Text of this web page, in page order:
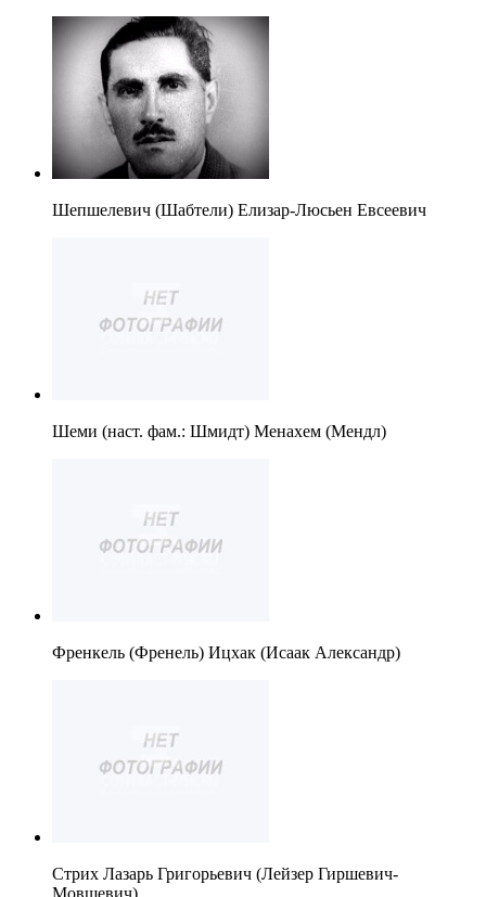
Шепшелевич (Шабтели) Елизар-Люсьен Евсеевич
Шеми (наст. фам.: Шмидт) Менахем (Мендл)
Френкель (Френель) Ицхак (Исаак Александр)
Стрих Лазарь Григорьевич (Лейзер Гиршевич-